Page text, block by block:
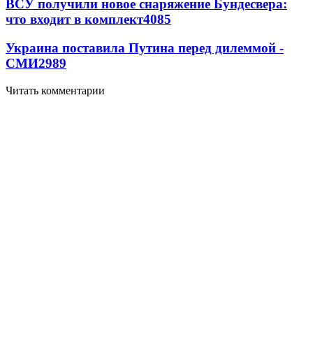
ВСУ получили новое снаряжение Бундесвера:
что входит в комплект4085
Украина поставила Путина перед дилеммой -
СМИ2989
Читать комментарии